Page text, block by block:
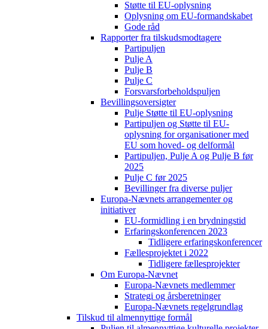
Støtte til EU-oplysning
Oplysning om EU-formandskabet
Gode råd
Rapporter fra tilskudsmodtagere
Partipuljen
Pulje A
Pulje B
Pulje C
Forsvarsforbeholdspuljen
Bevillingsoversigter
Pulje Støtte til EU-oplysning
Partipuljen og Støtte til EU-
oplysning for organisationer med
EU som hoved- og delformål
Partipuljen, Pulje A og Pulje B før
2025
Pulje C før 2025
Bevillinger fra diverse puljer
Europa-Nævnets arrangementer og
initiativer
EU-formidling i en brydningstid
Erfaringskonferencen 2023
Tidligere erfaringskonferencer
Fællesprojektet i 2022
Tidligere fællesprojekter
Om Europa-Nævnet
Europa-Nævnets medlemmer
Strategi og årsberetninger
Europa-Nævnets regelgrundlag
Tilskud til almennyttige formål